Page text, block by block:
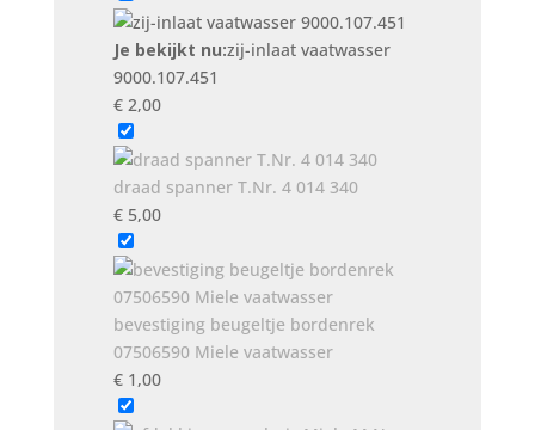
Je bekijkt nu:zij-inlaat vaatwasser
9000.107.451
€2,00
draad spanner T.Nr. 4 014 340
€5,00
bevestiging beugeltje bordenrek
07506590 Miele vaatwasser
€1,00